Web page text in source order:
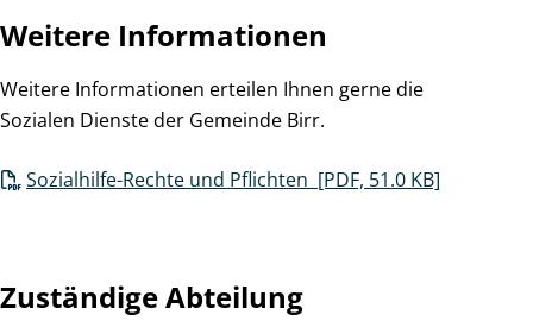
Weitere Informationen
Weitere Informationen erteilen Ihnen gerne die
Sozialen Dienste der Gemeinde Birr.
Sozialhilfe-Rechte und Pflichten [PDF, 51.0 KB]
Zuständige Abteilung